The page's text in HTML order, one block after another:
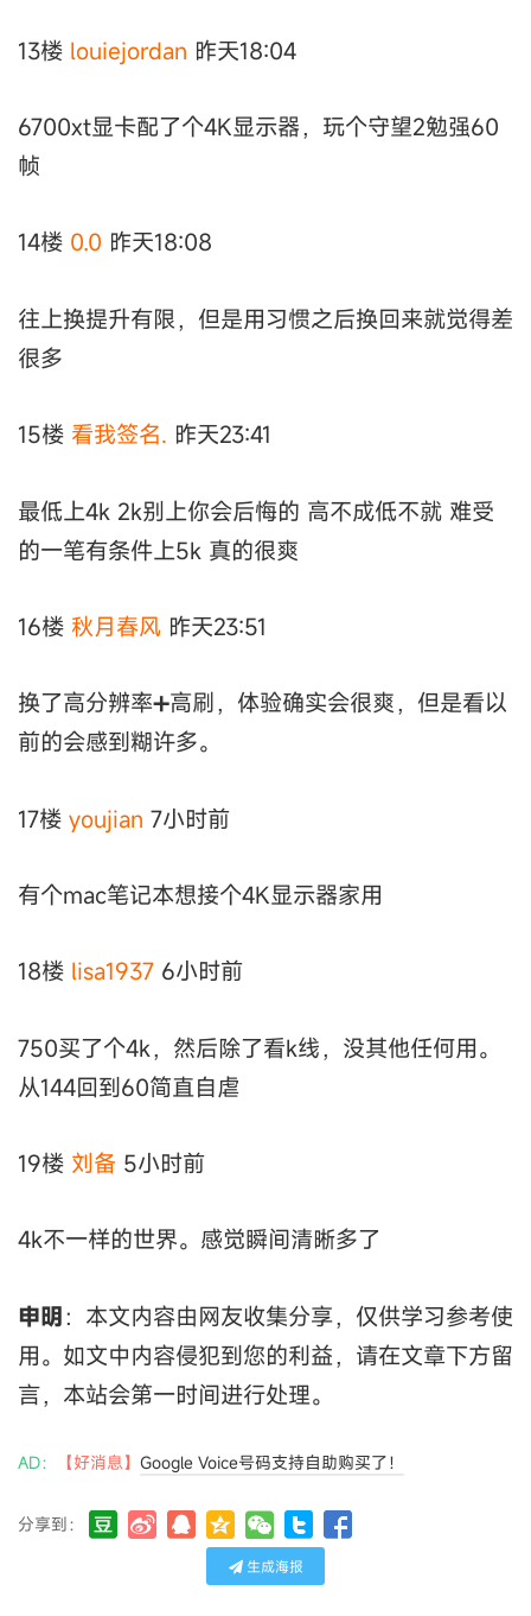
13楼 louiejordan 昨天18:04
6700xt显卡配了个4K显示器，玩个守望2勉强60
帧
14楼 0.0 昨天18:08
往上换提升有限，但是用习惯之后换回来就觉得差
很多
15楼 看我签名. 昨天23:41
最低上4k 2k别上你会后悔的 高不成低不就 难受
的一笔有条件上5k 真的很爽
16楼 秋月春风 昨天23:51
换了高分辨率➕高刷，体验确实会很爽，但是看以
前的会感到糊许多。
17楼 youjian 7小时前
有个mac笔记本想接个4K显示器家用
18楼 lisa1937 6小时前
750买了个4k，然后除了看k线，没其他任何用。
从144回到60简直自虐
19楼 刘备 5小时前
4k不一样的世界。感觉瞬间清晰多了
申明：本文内容由网友收集分享，仅供学习参考使
用。如文中内容侵犯到您的利益，请在文章下方留
言，本站会第一时间进行处理。
AD： 【好消息】 Google Voice号码支持自助购买了！
分享到：
生成海报